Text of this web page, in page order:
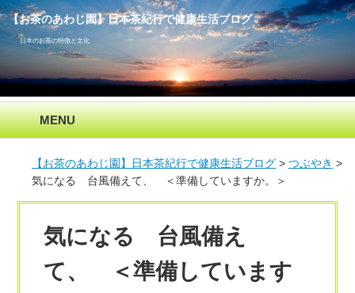
【お茶のあわじ園】日本茶紀行で健康生活ブログ
日本のお茶の特徴と文化
MENU
【お茶のあわじ園】日本茶紀行で健康生活ブログ
つぶやき
気になる 台風備えて、 ＜準備していますか。＞
気になる 台風備え
て、 ＜準備しています